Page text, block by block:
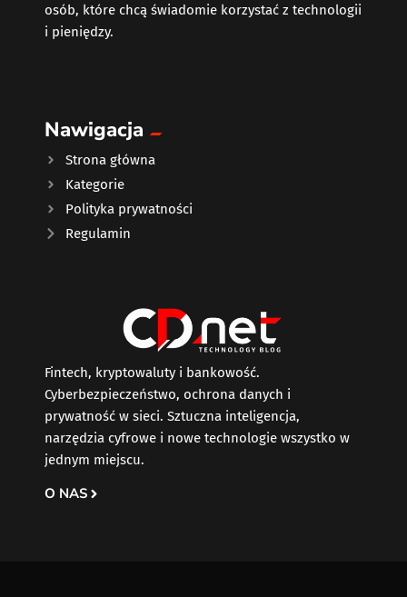
osób, które chcą świadomie korzystać z technologii
i pieniędzy.
Nawigacja
Strona główna
Kategorie
Polityka prywatności
Regulamin
Fintech, kryptowaluty i bankowość.
Cyberbezpieczeństwo, ochrona danych i
prywatność w sieci. Sztuczna inteligencja,
narzędzia cyfrowe i nowe technologie wszystko w
jednym miejscu.
O NAS